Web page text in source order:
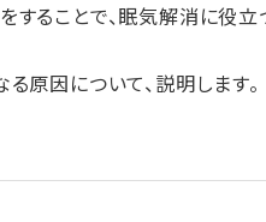
することで、眠気解消に役立
原因について、説明します。